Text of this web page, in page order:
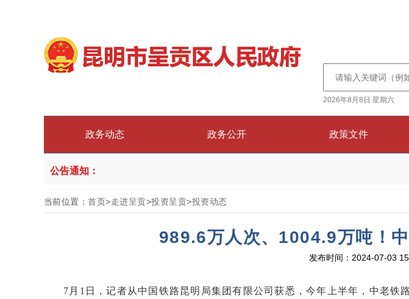
2026年8月8日 星期六
政务动态 政务公开 政策文件
公告通知：
当前位置：首页>走进呈贡>投资呈贡>投资动态
989.6万人次、1004.9万吨！
发布时间：2024-07-03
7月1日，记者从中国铁路昆明局集团有限公司获悉，今年上半年，中老铁